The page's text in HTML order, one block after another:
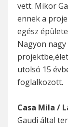
vett. Mikor
ennek a
egész
Nagyon
utolsó 15
foglalkozott.
Casa Mila /
Gaudi által